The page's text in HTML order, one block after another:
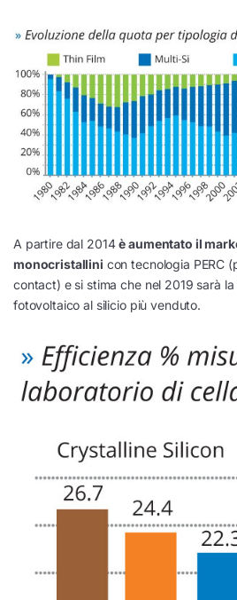
A partire dal 2014è aumentato il
monocristallini con tecnologia PERC
contact) e si stima che nel 2019 sarà
fotovoltaico al silicio più venduto.